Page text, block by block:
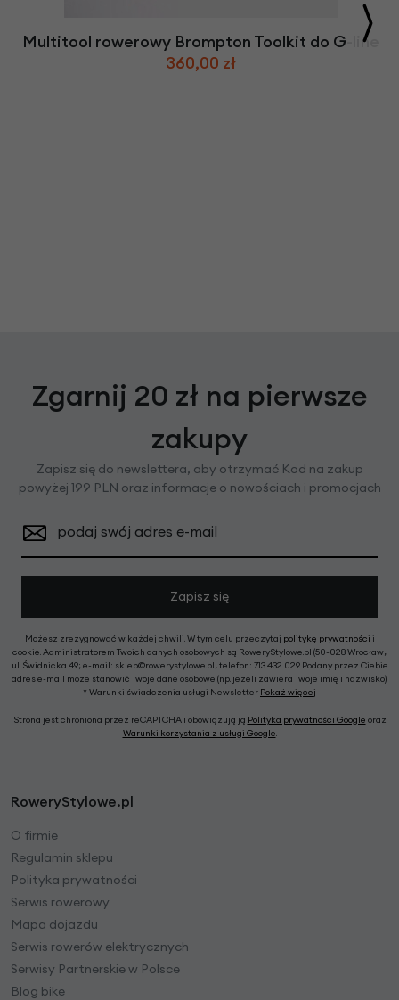
Multitool rowerowy Brompton Toolkit do G-line
360,00 zł
Zgarnij 20 zł na pierwsze
zakupy
Zapisz się do newslettera, aby otrzymać Kod na zakup
powyżej 199 PLN oraz informacje o nowościach i promocjach
podaj swój adres e-mail
Zapisz się
Możesz zrezygnować w każdej chwili. W tym celu przeczytaj politykę prywatności i
cookie. Administratorem Twoich danych osobowych są RoweryStylowe.pl (50-028 Wrocław,
ul. Świdnicka 49; e-mail: sklep@rowerystylowe.pl, telefon: 713 432 029. Podany przez Ciebie
adres e-mail może stanowić Twoje dane osobowe (np. jeżeli zawiera Twoje imię i nazwisko).
* Warunki świadczenia usługi Newsletter Pokaż więcej
Strona jest chroniona przez reCAPTCHA i obowiązują ją Polityka prywatności Google oraz
Warunki korzystania z usługi Google.
RoweryStylowe.pl
O firmie
Regulamin sklepu
Polityka prywatności
Serwis rowerowy
Mapa dojazdu
Serwis rowerów elektrycznych
Serwisy Partnerskie w Polsce
Blog bike